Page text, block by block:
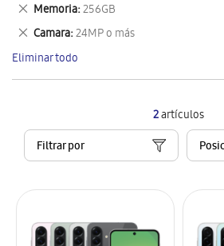
2artículos
Filtrar por
artículo
Memoria 256GB
Eliminar
este
artículo
Camara 24MP o más
Eliminar
este
artículo
Eliminar todo